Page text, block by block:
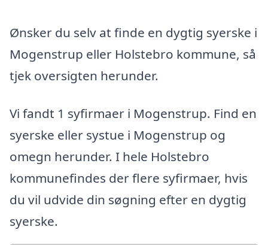
Ønsker du selv at finde en dygtig syerske i
Mogenstrup eller Holstebro kommune, så
tjek oversigten herunder.
Vi fandt 1 syfirmaer i Mogenstrup. Find en
syerske eller systue i Mogenstrup og
omegn herunder. I hele Holstebro
kommunefindes der flere syfirmaer, hvis
du vil udvide din søgning efter en dygtig
syerske.